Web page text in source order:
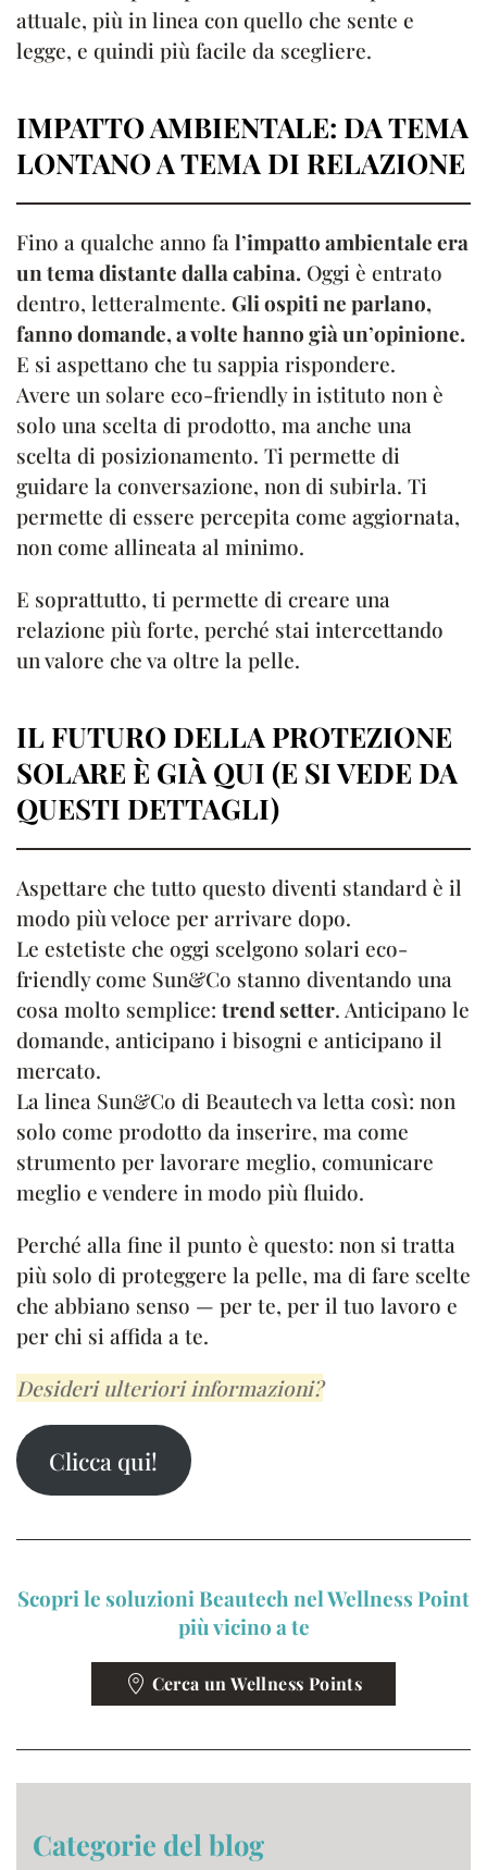
attuale, più in linea con quello che sente e
legge, e quindi più facile da scegliere.
IMPATTO AMBIENTALE: DA TEMA
LONTANO A TEMA DI RELAZIONE
Fino a qualche anno fal’impatto ambientale era
un tema distante dalla cabina. Oggi è entrato
dentro, letteralmente. Gli ospiti ne parlano,
fanno domande, a volte hanno già un’opinione.
E si aspettano che tu sappia rispondere.
Avere un solare eco-friendly in istituto non è
solo una scelta di prodotto, ma anche una
scelta di posizionamento. Ti permette di
guidare la conversazione, non di subirla. Ti
permette di essere percepita come aggiornata,
non come allineata al minimo.
E soprattutto, ti permette di creare una
relazione più forte, perché stai intercettando
un valore che va oltre la pelle.
IL FUTURO DELLA PROTEZIONE
SOLARE È GIÀ QUI (E SI VEDE DA
QUESTI DETTAGLI)
Aspettare che tutto questo diventi standard è il
modo più veloce per arrivare dopo.
Le estetiste che oggi scelgono solari eco-
friendly come Sun&Co stanno diventando una
cosa molto semplice: trend setter. Anticipano le
domande, anticipano i bisogni e anticipano il
mercato.
La linea Sun&Co di Beautech va letta così: non
solo come prodotto da inserire, ma come
strumento per lavorare meglio, comunicare
meglio e vendere in modo più fluido.
Perché alla fine il punto è questo: non si tratta
più solo di proteggere la pelle, ma di fare scelte
che abbiano senso — per te, per il tuo lavoro e
per chi si affida a te.
Desideri ulteriori informazioni?
Clicca qui!
Scopri le soluzioni Beautech nel Wellness Point
più vicino a te
Cerca un Wellness Points
Categorie del blog